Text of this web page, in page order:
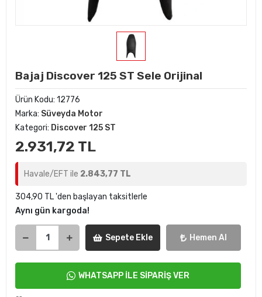
Bajaj Discover 125 ST Sele Orijinal
Ürün Kodu: 12776
Marka: Süveyda Motor
Kategori: Discover 125 ST
2.931,72 TL
Havale/EFT ile 2.843,77 TL
304,90 TL 'den başlayan taksitlerle
Aynı gün kargoda!
Sepete Ekle Hemen Al
WHATSAPP İLE SİPARİŞ VER